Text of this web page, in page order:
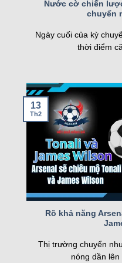
FT
SCU
nghiệp, kqbd ngày
mình.
Các tính năng
Một số tính
Trang web sở hữu
ứng nhu cầu của cả
Nước cờ chiến
chuyển
Ngày cuối của kỳ
thời điểm
Rõ khả năng
Thị trường chuyển
nóng dần lên
13
Th2